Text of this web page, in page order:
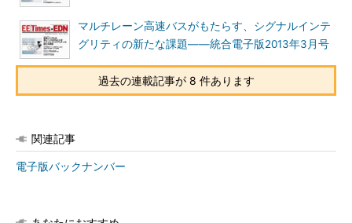
マルチレーン高速バスがもたらす、シグナルインテ
グリティの新たな課題――統合電子版2013年3月号
過去の連載記事が 8 件あります
関連記事
電子版バックナンバー